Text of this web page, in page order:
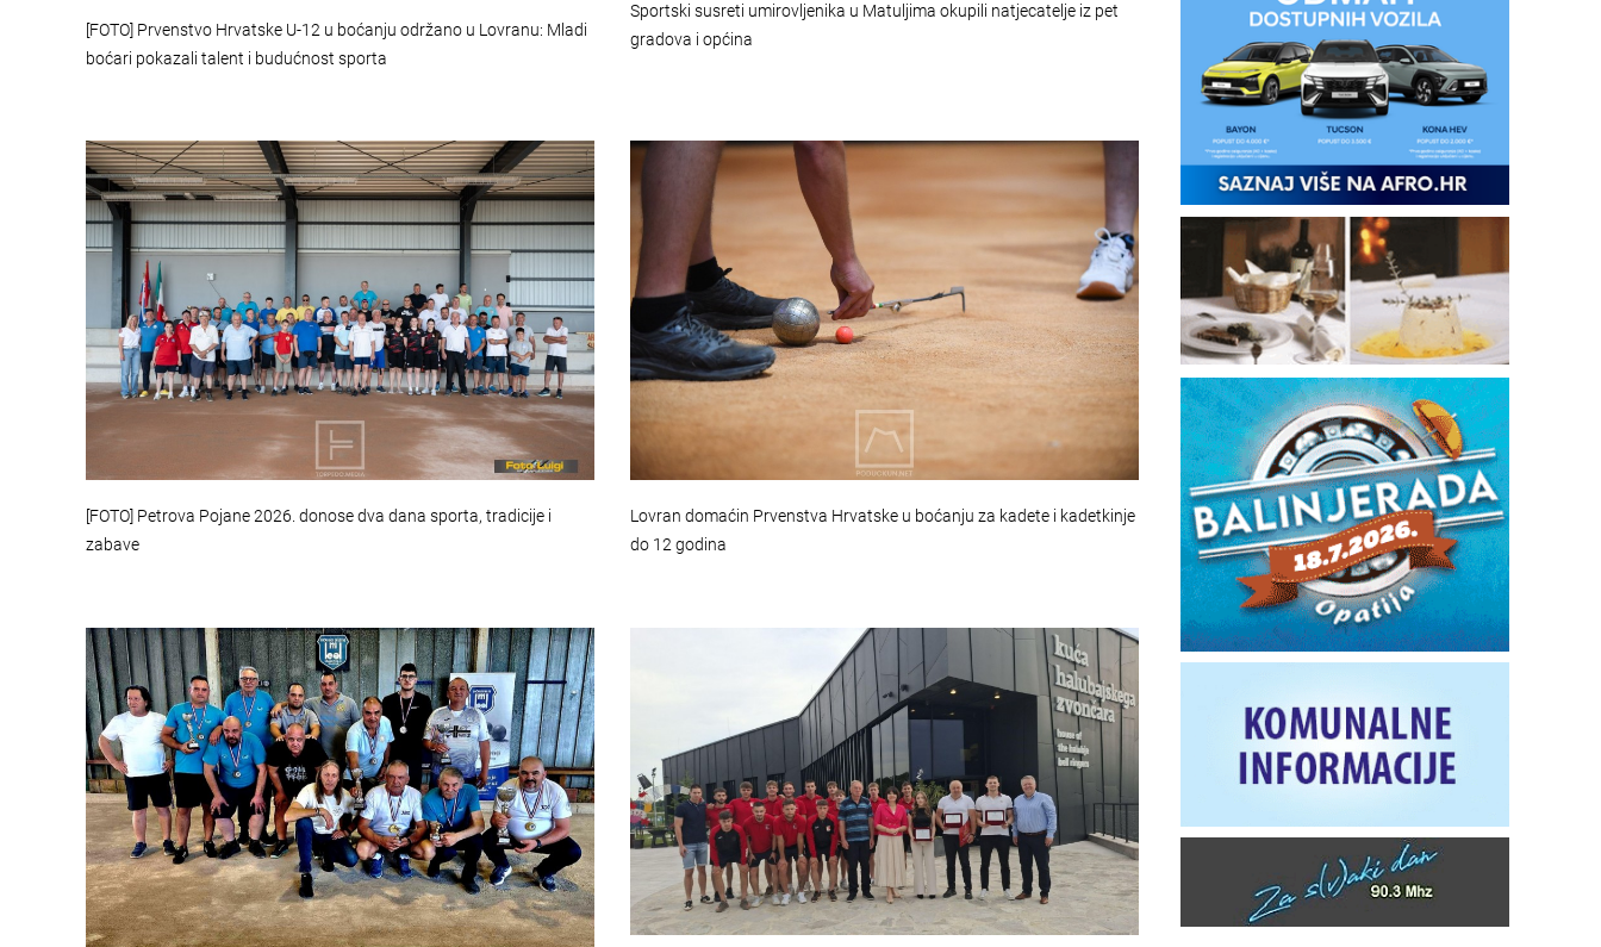
[FOTO] Prvenstvo Hrvatske U-12 u boćanju održano u Lovranu: Mladi
boćari pokazali talent i budućnost sporta
Sportski susreti umirovljenika u Matuljima okupili natjecatelje iz pet
gradova i općina
[FOTO] Petrova Pojane 2026. donose dva dana sporta, tradicije i
zabave
Lovran domaćin Prvenstva Hrvatske u boćanju za kadete i kadetkinje
do 12 godina